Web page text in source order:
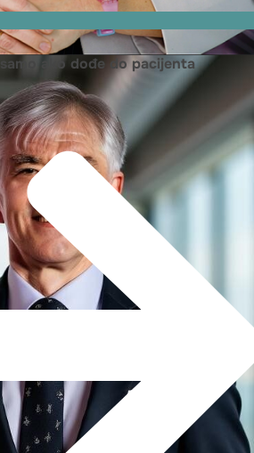
samo ako dođe do pacijenta